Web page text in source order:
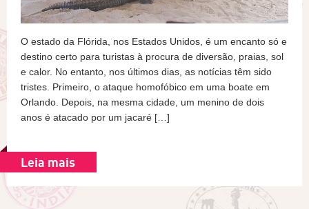
O estado da Flórida, nos Estados Unidos, é um encanto só e
destino certo para turistas à procura de diversão, praias, sol
e calor. No entanto, nos últimos dias, as notícias têm sido
tristes. Primeiro, o ataque homofóbico em uma boate em
Orlando. Depois, na mesma cidade, um menino de dois
anos é atacado por um jacaré […]
Leia mais